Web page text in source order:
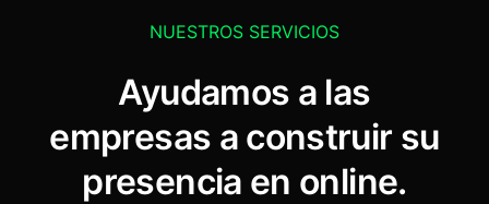
NUESTROS SERVICIOS
Ayudamos a las
empresas a construir su
presencia en online.